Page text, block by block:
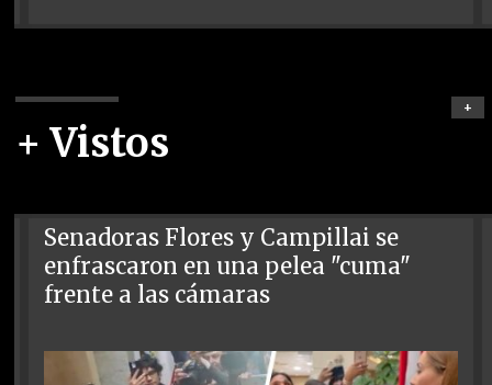
+ Vistos
+
Senadoras Flores y Campillai se
enfrascaron en una pelea "cuma"
frente a las cámaras